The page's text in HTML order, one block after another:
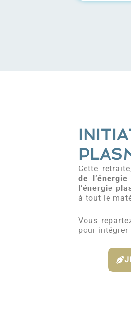
Cette
de
l’énergie
à tout le
Vous
pour